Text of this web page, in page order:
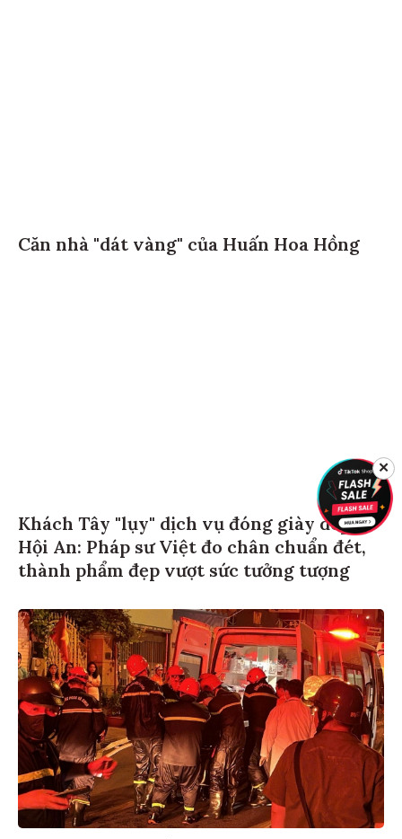
Căn nhà "dát vàng" của Huấn Hoa Hồng
Khách Tây "lụy" dịch vụ đóng giày dép ở
Hội An: Pháp sư Việt đo chân chuẩn đét,
thành phẩm đẹp vượt sức tưởng tượng
✕